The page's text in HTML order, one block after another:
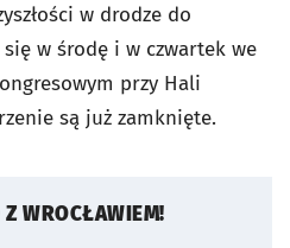
w drodze do
się w środę i w czwartek we
przy Hali
są już zamknięte.
Z WROCŁAWIEM!